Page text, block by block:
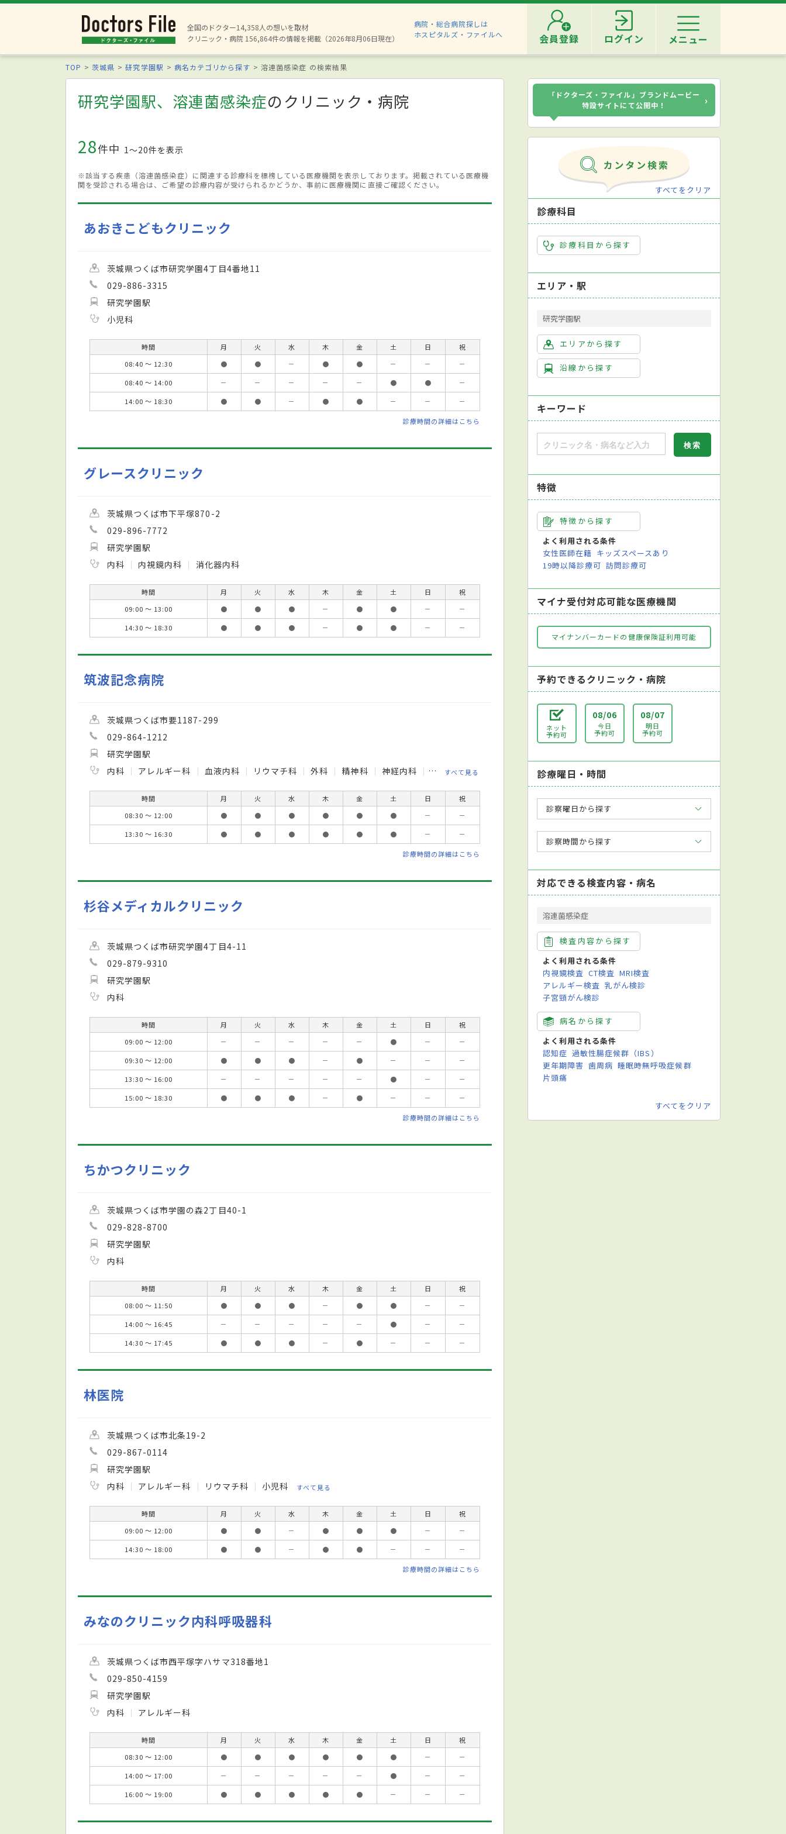
全国のドクター14,358人の想いを取材
クリニック・病院 156,864件の情報を掲載（2026年8月06日現在）
病院・総合病院探しは
ホスピタルズ・ファイルへ
会員登録 ログイン メニュー
TOP 茨城県 研究学園駅 病名カテゴリから探す 溶連菌感染症 の検索結果
研究学園駅、溶連菌感染症のクリニック・病院
28件中 1〜20件を表示
※該当する疾患（溶連菌感染症）に関連する診療科を標榜している医療機関を表示しております。掲載されている医療機
関を受診される場合は、ご希望の診療内容が受けられるかどうか、事前に医療機関に直接ご確認ください。
あおきこどもクリニック
茨城県つくば市研究学園4丁目4番地11
029-886-3315
研究学園駅
小児科
時間 月 火 水 木 金 土 日
祝
08:40 ～ 12:30
● ● － ● ● － －
－
08:40 ～ 14:00
－ － － － － ● ●
－
14:00 ～ 18:30
● ● － ● ● － － －
診療時間の詳細はこちら
グレースクリニック
茨城県つくば市下平塚870-2
029-896-7772
研究学園駅
内科
内視鏡内科 消化器内科
時間 月 火 水 木 金 土 日
祝
09:00 ～ 13:00
● ● ● － ● ● －
－
14:30 ～ 18:30
● ● ● － ● ● － －
筑波記念病院
茨城県つくば市要1187-299
029-864-1212
研究学園駅
内科
アレルギー科 血液内科 リウマチ科 外科 精神科 神経内科 脳神経外科 腎臓内科 心臓血管外科
すべて見る
時間 月 火 水 木 金 土 日
祝
08:30 ～ 12:00
● ● ● ● ● ● －
－
13:30 ～ 16:30
● ● ● ● ● ● － －
診療時間の詳細はこちら
杉谷メディカルクリニック
茨城県つくば市研究学園4丁目4-11
029-879-9310
研究学園駅
内科
時間 月 火 水 木 金 土 日
祝
09:00 ～ 12:00
－ － － － － ● －
－
09:30 ～ 12:00
● ● ● － ● － －
－
13:30 ～ 16:00
－ － － － － ● －
－
15:00 ～ 18:30
● ● ● － ● － － －
診療時間の詳細はこちら
ちかつクリニック
茨城県つくば市学園の森2丁目40-1
029-828-8700
研究学園駅
内科
時間 月 火 水 木 金 土 日
祝
08:00 ～ 11:50
● ● ● － ● ● －
－
14:00 ～ 16:45
－ － － － － ● －
－
14:30 ～ 17:45
● ● ● － ● － － －
林医院
茨城県つくば市北条19-2
029-867-0114
研究学園駅
内科
アレルギー科 リウマチ科 小児科 すべて見る
時間 月 火 水 木 金 土 日
祝
09:00 ～ 12:00
● ● － ● ● ● －
－
14:30 ～ 18:00
● ● － ● ● － － －
診療時間の詳細はこちら
みなのクリニック内科呼吸器科
茨城県つくば市西平塚字ハサマ318番地1
029-850-4159
研究学園駅
内科
アレルギー科
時間 月 火 水 木 金 土 日
祝
08:30 ～ 12:00
● ● ● ● ● ● －
－
14:00 ～ 17:00
－ － － － － ● －
－
16:00 ～ 19:00
● ● ● ● ● － － －
「ドクターズ・ファイル」ブランドムービー
特設サイトにて公開中！
›
すべてをクリア
診療科目
診療科目から探す
エリア・駅
研究学園駅
エリアから探す
沿線から探す
キーワード
特徴
特徴から探す
よく利用される条件
女性医師在籍 キッズスペースあり
19時以降診療可 訪問診療可
マイナ受付対応可能な医療機関
マイナンバーカードの健康保険証利用可能
予約できるクリニック・病院
ネット
予約可
08/06
今日
予約可
08/07
明日
予約可
診療曜日・時間
診察曜日から探す
診察時間から探す
対応できる検査内容・病名
溶連菌感染症
検査内容から探す
よく利用される条件
内視鏡検査 CT検査 MRI検査
アレルギー検査 乳がん検診
子宮頸がん検診
病名から探す
よく利用される条件
認知症 過敏性腸症候群（IBS）
更年期障害 歯周病 睡眠時無呼吸症候群
片頭痛
すべてをクリア